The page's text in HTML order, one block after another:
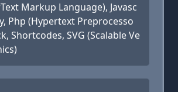
Markup Language), Javasc
Php (Hypertext Preprocesso
Shortcodes, SVG (Scalable Ve